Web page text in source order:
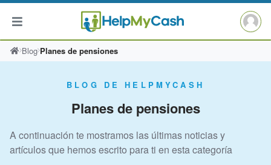
Saltar
al
Blog Planes de pensiones
BLOG DE HELPMYCASH
Planes de pensiones
A continuación te mostramos las últimas noticias y
artículos que hemos escrito para ti en esta categoría